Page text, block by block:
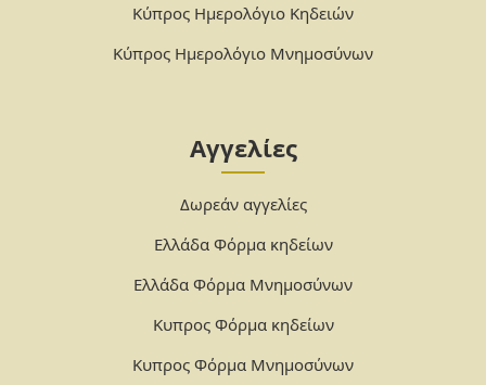
Κύπρος Ημερολόγιο Κηδειών
Κύπρος Ημερολόγιο Μνημοσύνων
Αγγελίες
Δωρεάν αγγελίες
Ελλάδα Φόρμα κηδείων
Ελλάδα Φόρμα Μνημοσύνων
Κυπρος Φόρμα κηδείων
Κυπρος Φόρμα Μνημοσύνων